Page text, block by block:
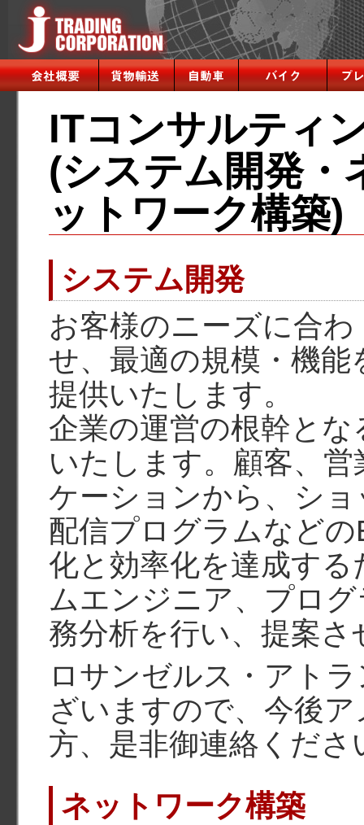
ITコンサルティ
(システム開発・
ットワーク構築)
システム開発
お客様のニーズに合わ
せ、最適の規模・機
提供いたします。
企業の運営の根幹と
いたします。顧客、
ケーションから、シ
配信プログラムなど
化と効率化を達成す
ムエンジニア、プロ
務分析を行い、提案
ロサンゼルス・アト
ざいますので、今後
方、是非御連絡くださ
ネットワーク構築